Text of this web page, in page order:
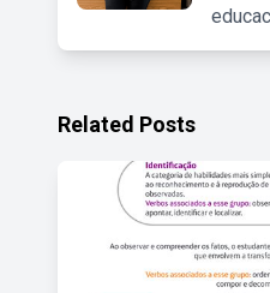
Related Posts